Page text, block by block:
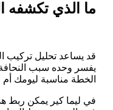
ما الذي تكشفه
قد يساعد تحليل تركيب
يفسر وحده سبب النحافة
الخطة مناسبة ليومك أم
في ليما كير يمكن ربط